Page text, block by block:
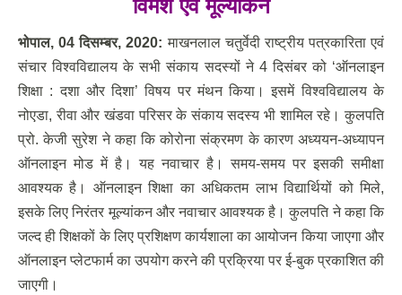
विमर्श एवं मूल्यांकन
भोपाल, 04 दिसम्‍बर, 2020: माखनलाल चतुर्वेदी राष्ट्रीय पत्रकारिता एवं
संचार विश्वविद्यालय के सभी संकाय सदस्यों ने 4 दिसंबर को ‘ऑनलाइन
शिक्षा : दशा और दिशा’ विषय पर मंथन किया। इसमें विश्वविद्यालय के
नोएडा, रीवा और खंडवा परिसर के संकाय सदस्य भी शामिल रहे। कुलपति
प्रो. केजी सुरेश ने कहा कि कोरोना संक्रमण के कारण अध्ययन-अध्यापन
ऑनलाइन मोड में है। यह नवाचार है। समय-समय पर इसकी समीक्षा
आवश्यक है। ऑनलाइन शिक्षा का अधिकतम लाभ विद्यार्थियों को मिले,
इसके लिए निरंतर मूल्यांकन और नवाचार आवश्यक है। कुलपति ने कहा कि
जल्द ही शिक्षकों के लिए प्रशिक्षण कार्यशाला का आयोजन किया जाएगा और
ऑनलाइन प्लेटफार्म का उपयोग करने की प्रक्रिया पर ई-बुक प्रकाशित की
जाएगी।